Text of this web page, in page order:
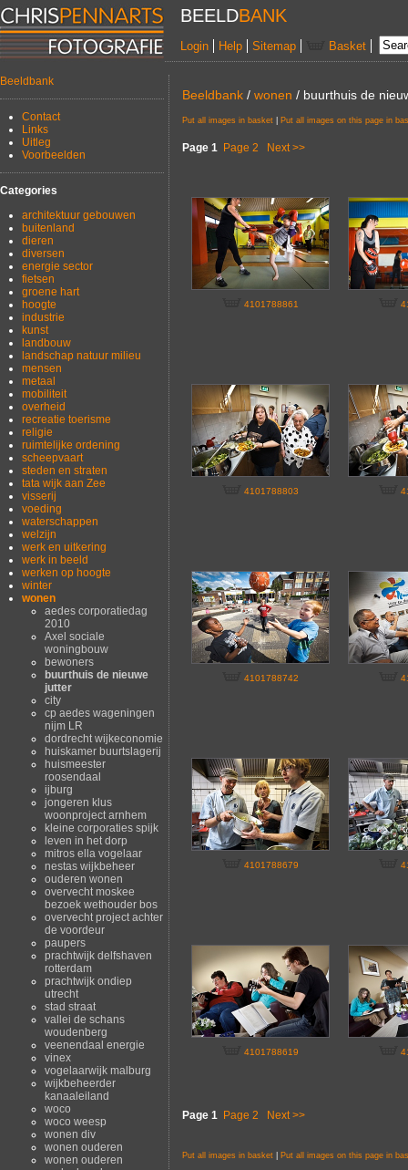
BEELDBANK
Login Help Sitemap Basket
Beeldbank
Contact
Links
Uitleg
Voorbeelden
Categories
architektuur gebouwen
buitenland
dieren
diversen
energie sector
fietsen
groene hart
hoogte
industrie
kunst
landbouw
landschap natuur milieu
mensen
metaal
mobiliteit
overheid
recreatie toerisme
religie
ruimtelijke ordening
scheepvaart
steden en straten
tata wijk aan Zee
visserij
voeding
waterschappen
welzijn
werk en uitkering
werk in beeld
werken op hoogte
winter
wonen
aedes corporatiedag
2010
Axel sociale
woningbouw
bewoners
buurthuis de nieuwe
jutter
city
cp aedes wageningen
nijm LR
dordrecht wijkeconomie
huiskamer buurtslagerij
huismeester
roosendaal
ijburg
jongeren klus
woonproject arnhem
kleine corporaties spijk
leven in het dorp
mitros ella vogelaar
nestas wijkbeheer
ouderen wonen
overvecht moskee
bezoek wethouder bos
overvecht project achter
de voordeur
paupers
prachtwijk delfshaven
rotterdam
prachtwijk ondiep
utrecht
stad straat
vallei de schans
woudenberg
veenendaal energie
vinex
vogelaarwijk malburg
wijkbeheerder
kanaaleiland
woco
woco weesp
wonen div
wonen ouderen
wonen ouderen
Beeldbank / wonen / buurthuis de
Put all images in basket Put all images on this page in
Page 1 Page 2 Next >>
4101788861
4101788803
4101788742
4101788679
4101788619
Page 1 Page 2 Next >>
Put all images in basket Put all images on this page in